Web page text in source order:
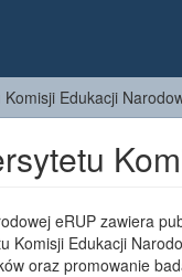
Edukacji
eRUP zawiera
Komisji Edukacji
oraz promowanie